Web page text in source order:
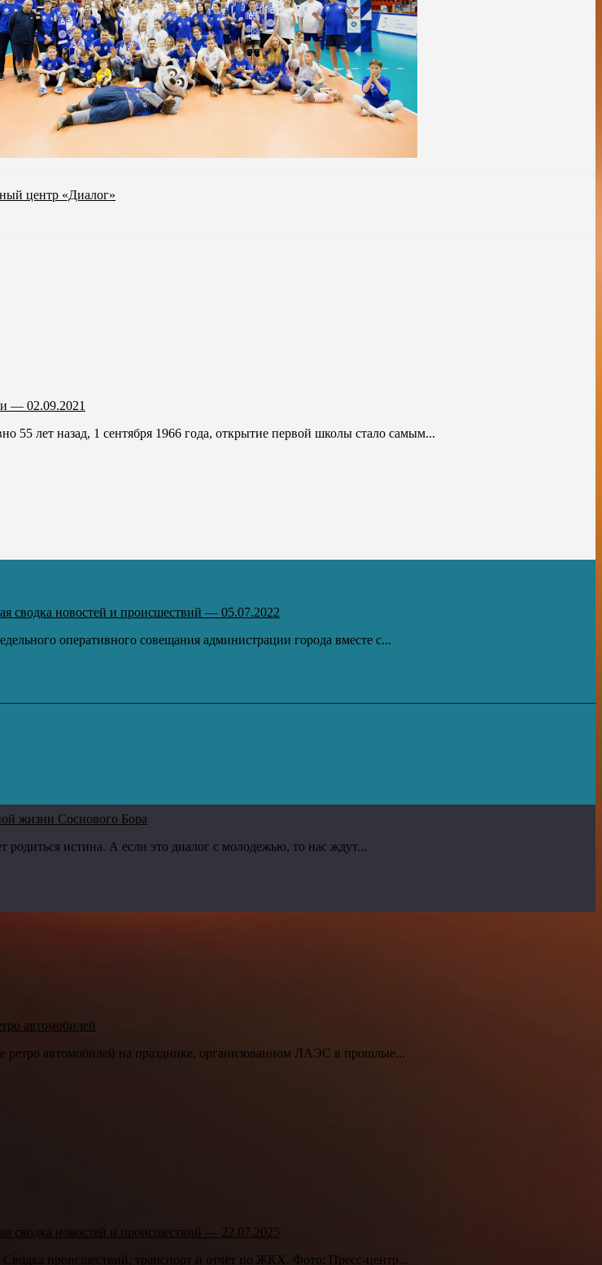
центр «Диалог»
— 02.09.2021
55 лет назад, 1 сентября 1966 года, открытие первой школы стало самым...
сводка новостей и происшествий — 05.07.2022
оперативного совещания администрации города вместе с...
жизни Соснового Бора
родиться истина. А если это диалог с молодежью, то нас ждут...
автомобилей
ретро автомобилей на празднике, организованном ЛАЭС в прошлые...
сводка новостей и происшествий — 22.07.2025
Сводка происшествий, транспорт и отчёт по ЖКХ. Фото: Пресс-центр...